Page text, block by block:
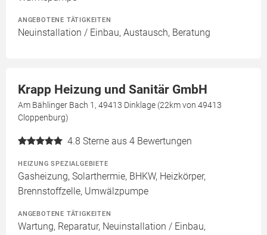
ANGEBOTENE TÄTIGKEITEN
Neuinstallation / Einbau, Austausch, Beratung
Krapp Heizung und Sanitär GmbH
Am Bählinger Bach 1, 49413 Dinklage (22km von 49413
Cloppenburg)
4.8 Sterne aus 4 Bewertungen
HEIZUNG SPEZIALGEBIETE
Gasheizung, Solarthermie, BHKW, Heizkörper,
Brennstoffzelle, Umwälzpumpe
ANGEBOTENE TÄTIGKEITEN
Wartung, Reparatur, Neuinstallation / Einbau,